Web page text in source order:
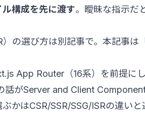
構成を先に渡す。曖昧な指示だ
）の選び方は別記事で。本記事
App Router（16系）を前提に
話がServer and Client
かはCSR/SSR/SSG/ISRの違いと